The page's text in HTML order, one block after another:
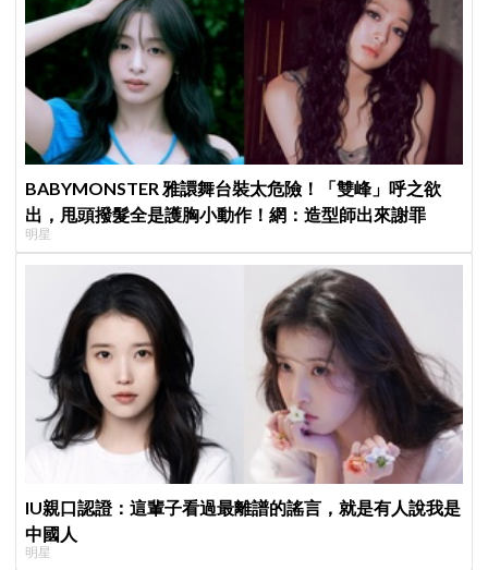
BABYMONSTER 雅譞舞台裝太危險！「雙峰」呼之欲
出，甩頭撥髮全是護胸小動作！網：造型師出來謝罪
明星
IU親口認證：這輩子看過最離譜的謠言，就是有人說我是
中國人
明星